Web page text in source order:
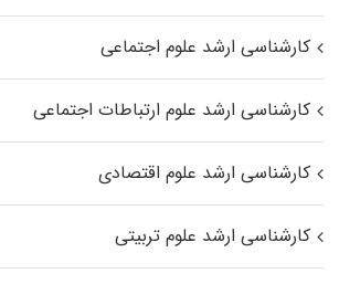
کارشناسی ارشد علوم اجتماعی
کارشناسی ارشد علوم ارتباطات اجتماعی
کارشناسی ارشد علوم اقتصادی
کارشناسی ارشد علوم تربیتی